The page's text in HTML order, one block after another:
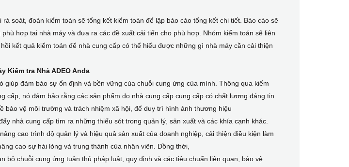
rà soát, đoàn kiểm toán sẽ tổng kết kiểm toán để lập báo cáo tổng kết chi tiết. Báo cáo sẽ
hợp tại nhà máy và đưa ra các đề xuất cải tiến cho phù hợp. Nhóm kiểm toán sẽ liên
kết quả kiểm toán để nhà cung cấp có thể hiểu được những gì nhà máy cần cải thiện
Kiểm tra Nhà ADEO Anda
giúp đảm bảo sự ổn định và bền vững của chuỗi cung ứng của mình. Thông qua kiểm
cấp, nó đảm bảo rằng các sản phẩm do nhà cung cấp cung cấp có chất lượng đáng tin
bảo vệ môi trường và trách nhiệm xã hội, để duy trì hình ảnh thương hiệu
nhà cung cấp tìm ra những thiếu sót trong quản lý, sản xuất và các khía cạnh khác.
cao trình độ quản lý và hiệu quả sản xuất của doanh nghiệp, cải thiện điều kiện làm
cao sự hài lòng và trung thành của nhân viên. Đồng thời,
bộ chuỗi cung ứng tuân thủ pháp luật, quy định và các tiêu chuẩn liên quan, bảo vệ